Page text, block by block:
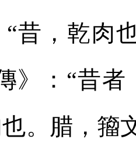
“昔，乾肉
》：“昔
。腊，籀